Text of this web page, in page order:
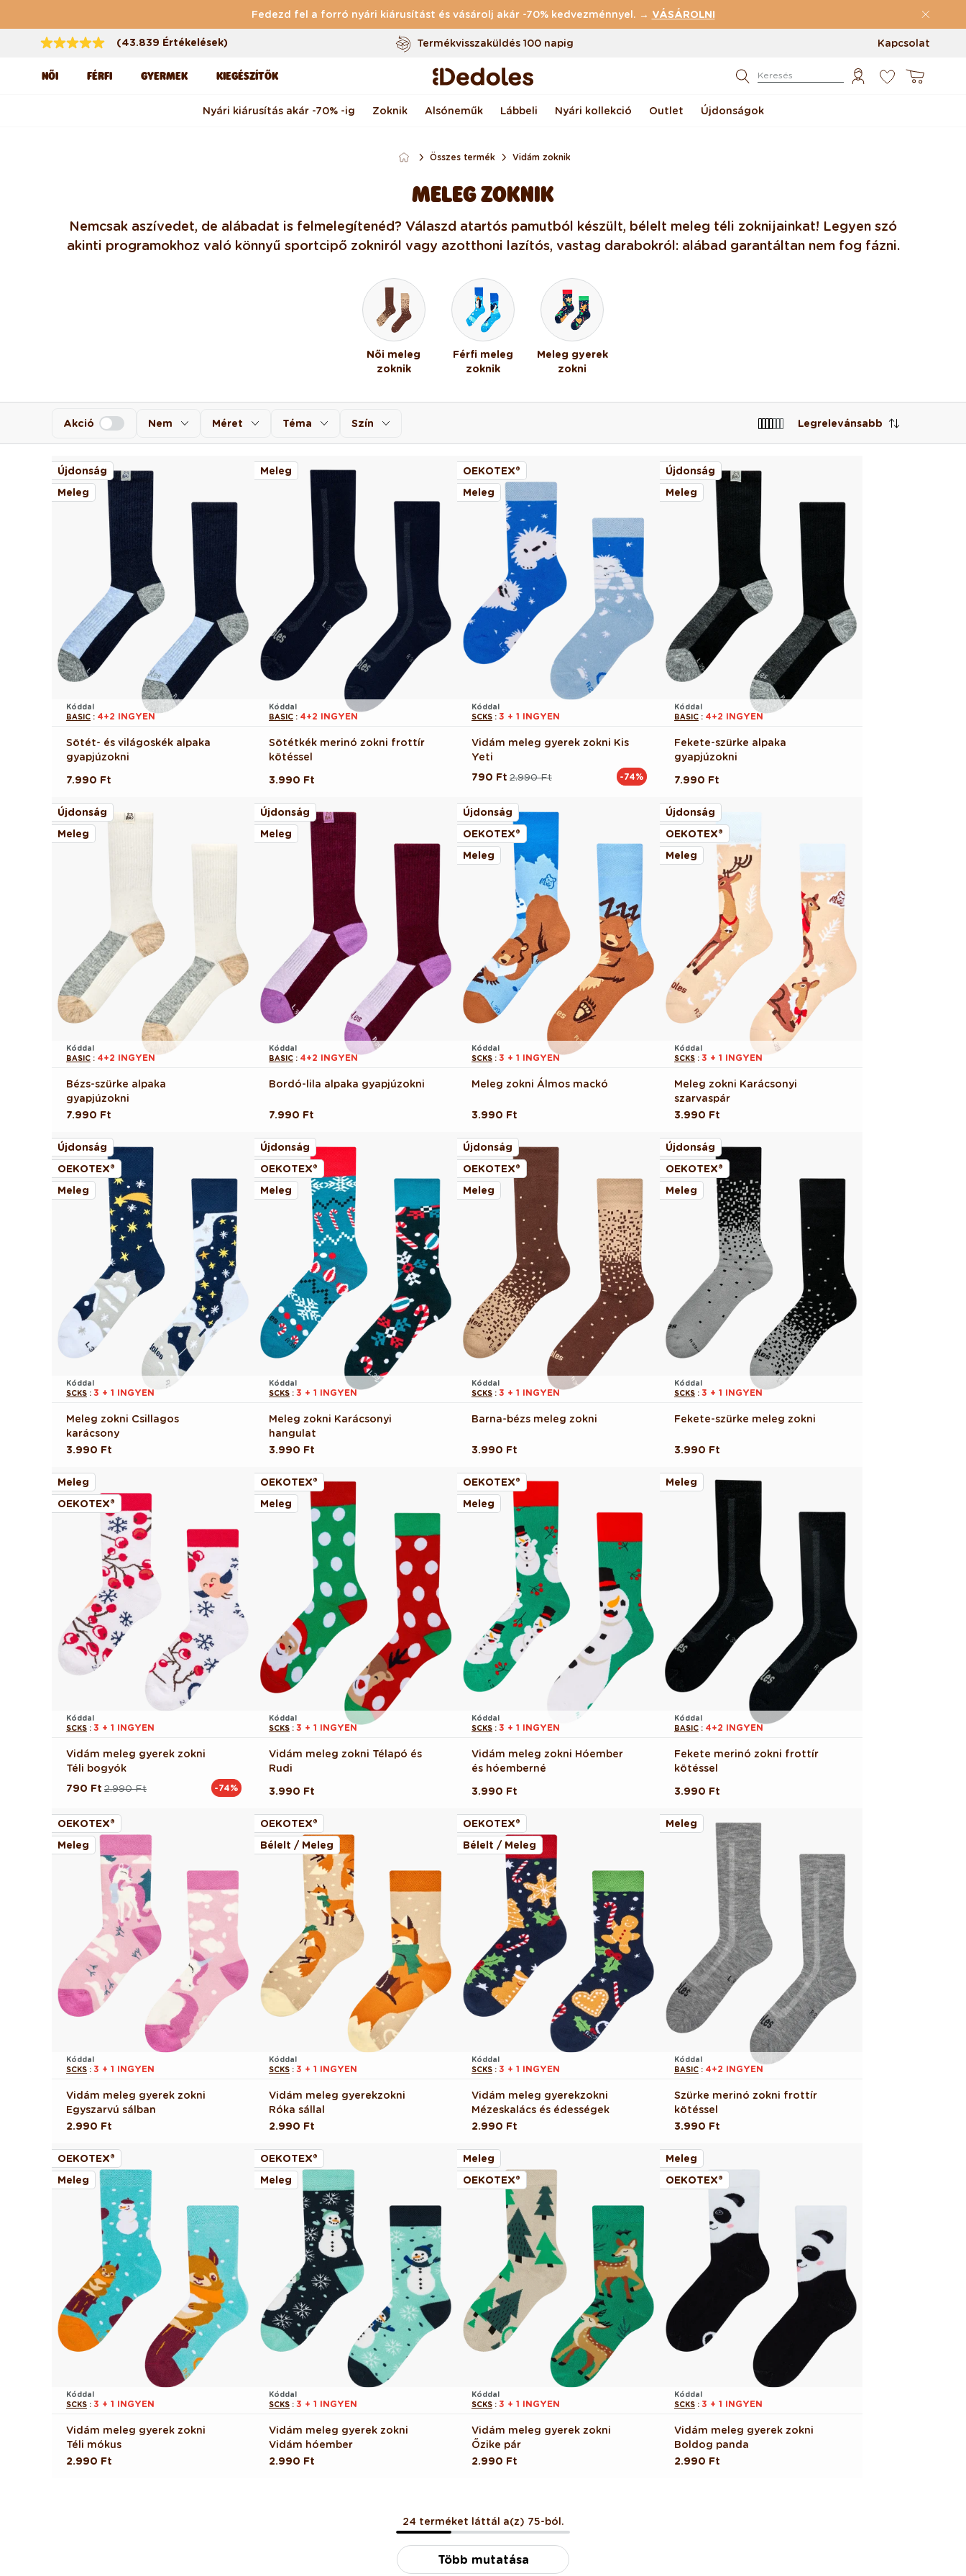
Fedezd fel a forró nyári kiárusítást és vásárolj akár -70% kedvezménnyel. → VÁSÁROLNI
(43.839 Értékelések)
Termékvisszaküldés 100 napig
Egyedi design nálunk készült
Gyors feladás <48 órán belül
Kapcsolat
NŐI FÉRFI GYERMEK KIEGÉSZÍTŐK Keresés Kosár
Nyári kiárusítás akár -70% -ig Zoknik Alsóneműk Lábbeli Nyári kollekció Outlet Újdonságok
Összes termék Vidám zoknik
MELEG ZOKNIK
Nemcsak a szívedet, de a lábadat is felmelegítenéd? Válaszd a tartós pamutból készült, bélelt meleg téli zoknijainkat! Legyen szó
a kinti programokhoz való könnyű sportcipő zokniról vagy az otthoni lazítós, vastag darabokról: a lábad garantáltan nem fog fázni.
Női meleg
zoknik
Férfi meleg
zoknik
Meleg gyerek
zokni
Nem Méret Téma Szín
Akció Legrelevánsabb
Újdonság
Meleg
Kóddal
BASIC : 4+2 INGYEN
Sötét- és világoskék alpaka
gyapjúzokni
Normál
7.990 Ft
Meleg
Kóddal
BASIC : 4+2 INGYEN
Sötétkék merinó zokni frottír
kötéssel
Normál
3.990 Ft
OEKOTEX®
Meleg
Kóddal
SCKS : 3 + 1 INGYEN
Vidám meleg gyerek zokni Kis
Yeti
Normál2.990 Ft
Akciós
790 Ft -74%
Újdonság
Meleg
Kóddal
BASIC : 4+2 INGYEN
Fekete-szürke alpaka
gyapjúzokni
Normál
7.990 Ft
Újdonság
Meleg
Kóddal
BASIC : 4+2 INGYEN
Bézs-szürke alpaka
gyapjúzokni
Normál
7.990 Ft
Újdonság
Meleg
Kóddal
BASIC : 4+2 INGYEN
Bordó-lila alpaka gyapjúzokni
Normál
7.990 Ft
Újdonság
OEKOTEX®
Meleg
Kóddal
SCKS : 3 + 1 INGYEN
Meleg zokni Álmos mackó
Normál
3.990 Ft
Újdonság
OEKOTEX®
Meleg
Kóddal
SCKS : 3 + 1 INGYEN
Meleg zokni Karácsonyi
szarvaspár
Normál
3.990 Ft
Újdonság
OEKOTEX®
Meleg
Kóddal
SCKS : 3 + 1 INGYEN
Meleg zokni Csillagos
karácsony
Normál
3.990 Ft
Újdonság
OEKOTEX®
Meleg
Kóddal
SCKS : 3 + 1 INGYEN
Meleg zokni Karácsonyi
hangulat
Normál
3.990 Ft
Újdonság
OEKOTEX®
Meleg
Kóddal
SCKS : 3 + 1 INGYEN
Barna-bézs meleg zokni
Normál
3.990 Ft
Újdonság
OEKOTEX®
Meleg
Kóddal
SCKS : 3 + 1 INGYEN
Fekete-szürke meleg zokni
Normál
3.990 Ft
Meleg
OEKOTEX®
Kóddal
SCKS : 3 + 1 INGYEN
Vidám meleg gyerek zokni
Téli bogyók
Normál2.990 Ft
Akciós
790 Ft -74%
OEKOTEX®
Meleg
Kóddal
SCKS : 3 + 1 INGYEN
Vidám meleg zokni Télapó és
Rudi
Normál
3.990 Ft
OEKOTEX®
Meleg
Kóddal
SCKS : 3 + 1 INGYEN
Vidám meleg zokni Hóember
és hóemberné
Normál
3.990 Ft
Meleg
Kóddal
BASIC : 4+2 INGYEN
Fekete merinó zokni frottír
kötéssel
Normál
3.990 Ft
OEKOTEX®
Meleg
Kóddal
SCKS : 3 + 1 INGYEN
Vidám meleg gyerek zokni
Egyszarvú sálban
Normál
2.990 Ft
OEKOTEX®
Bélelt / Meleg
Kóddal
SCKS : 3 + 1 INGYEN
Vidám meleg gyerekzokni
Róka sállal
Normál
2.990 Ft
OEKOTEX®
Bélelt / Meleg
Kóddal
SCKS : 3 + 1 INGYEN
Vidám meleg gyerekzokni
Mézeskalács és édességek
Normál
2.990 Ft
Meleg
Kóddal
BASIC : 4+2 INGYEN
Szürke merinó zokni frottír
kötéssel
Normál
3.990 Ft
OEKOTEX®
Meleg
Kóddal
SCKS : 3 + 1 INGYEN
Vidám meleg gyerek zokni
Téli mókus
Normál
2.990 Ft
OEKOTEX®
Meleg
Kóddal
SCKS : 3 + 1 INGYEN
Vidám meleg gyerek zokni
Vidám hóember
Normál
2.990 Ft
Meleg
OEKOTEX®
Kóddal
SCKS : 3 + 1 INGYEN
Vidám meleg gyerek zokni
Őzike pár
Normál
2.990 Ft
Meleg
OEKOTEX®
Kóddal
SCKS : 3 + 1 INGYEN
Vidám meleg gyerek zokni
Boldog panda
Normál
2.990 Ft
24 terméket láttál a(z) 75-ból.
Több mutatása